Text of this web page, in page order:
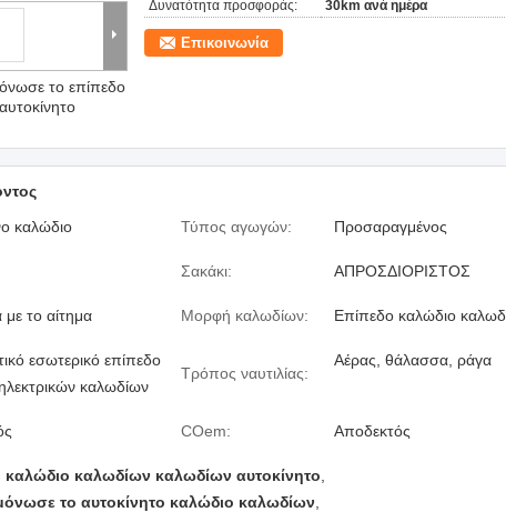
το επίπεδο
Δυνατότητα προσφοράς:
30km ανά ημέρα
Επικοινωνία
καλώδιο Τύπος αγωγών: Προσαραγμένος
Σακάκι: ΑΠΡΟΣΔΙΟΡΙΣΤΟΣ
το αίτημα Μορφή καλωδίων: Επίπεδο καλώδιο
εσωτερικό επίπεδο
καλωδίων
Τρόπος ναυτιλίας:
Αέρας, θάλασσα, ράγα
COem: Αποδεκτός
καλώδιο καλωδίων καλωδίων αυτοκίνητο
το αυτοκίνητο καλώδιο καλωδίων